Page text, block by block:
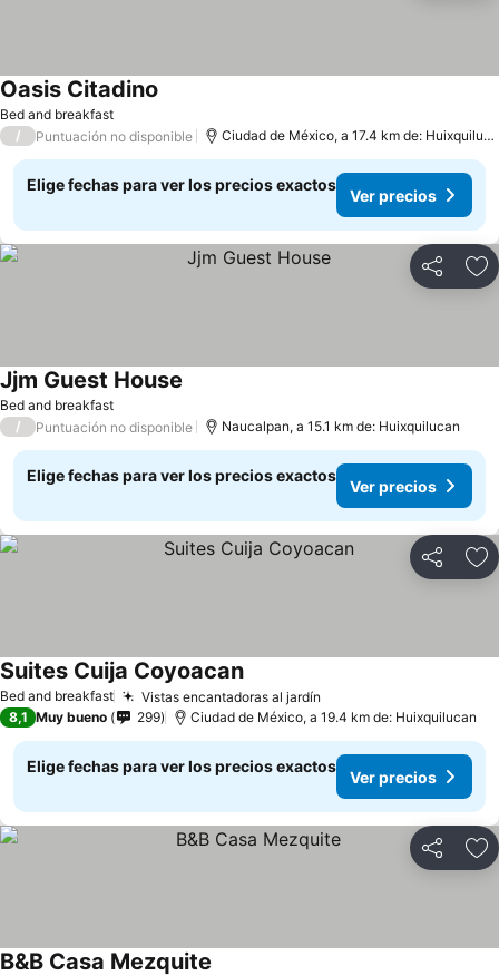
Bed and breakfast
Oasis Citadino
/ Puntuación no disponible Ciudad de México, a 17.4 km de: Huixquilucan
Elige fechas para ver los precios exactos
Ver precios
Compartir
Bed and breakfast
Jjm Guest House
/ Puntuación no disponible Naucalpan, a 15.1 km de: Huixquilucan
Elige fechas para ver los precios exactos
Ver precios
Compartir
Bed and breakfast Vistas encantadoras al jardín
Suites Cuija Coyoacan
8,1 Muy bueno 299 Ciudad de México, a 19.4 km de: Huixquilucan
Elige fechas para ver los precios exactos
Ver precios
Compartir
B&B Casa Mezquite